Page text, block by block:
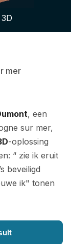
mer
, een
sur mer,
-oplossing
“ zie ik eruit
beveiligd
ik" tonen